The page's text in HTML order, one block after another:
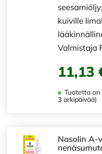
kuiville
Valmistaja
11,13
Tuotetta on
3 arkipäivää)
Nasolin A-